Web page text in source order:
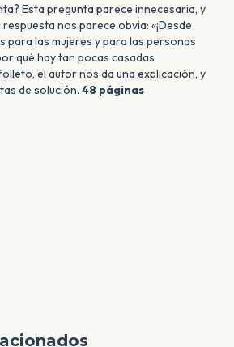
Esta pregunta parece innecesaria, y
nos parece obvia: «¡Desde
para las mujeres y para las personas
qué hay tan pocas casadas
el autor nos da una explicación, y
de solución. 48 páginas